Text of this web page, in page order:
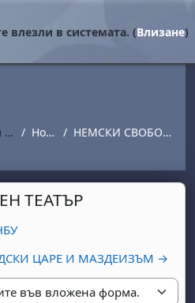
влезли в системата. (Влизане)
Страници от сайта Новини НЕМСКИ СВОБОДЕН ТЕАТЪР
ТЕАТЪР
ЦАРЕ И МАЗДЕИЗЪМ →